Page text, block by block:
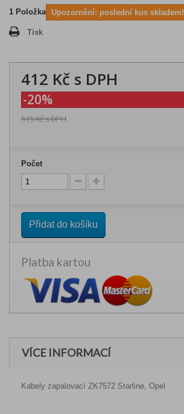
1 Položka Upozornění: poslední kus skladem!
Tisk
412 Kč s DPH
-20%
515 Kčs DPH
Počet
Přidat do košíku
Platba kartou
VÍCE INFORMACÍ
Kabely zapalovací ZK7572 Starline, Opel